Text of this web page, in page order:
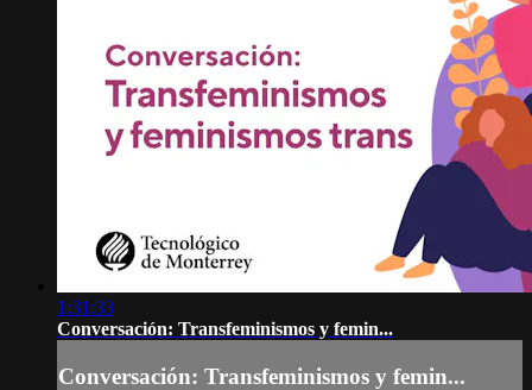
1:31:33
Conversación: Transfeminismos y femin...
Conversación: Transfeminismos y femin...